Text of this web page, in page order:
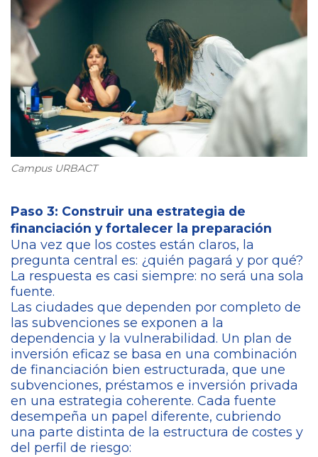
Campus URBACT
Paso 3: Construir una estrategia de
financiación y fortalecer la preparación
Una vez que los costes están claros, la
pregunta central es: ¿quién pagará y por qué?
La respuesta es casi siempre: no será una sola
fuente.
Las ciudades que dependen por completo de
las subvenciones se exponen a la
dependencia y la vulnerabilidad. Un plan de
inversión eficaz se basa en una combinación
de financiación bien estructurada, que une
subvenciones, préstamos e inversión privada
en una estrategia coherente. Cada fuente
desempeña un papel diferente, cubriendo
una parte distinta de la estructura de costes y
del perfil de riesgo: